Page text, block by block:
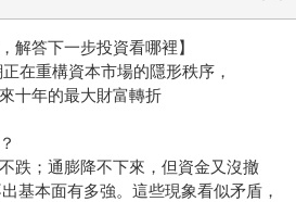
解答下一步投資看哪裡】
在重構資本市場的隱形秩序，
十年的最大財富轉折
跌；通膨降不下來，但資金又沒撤
基本面有多強。這些現象看似矛盾，